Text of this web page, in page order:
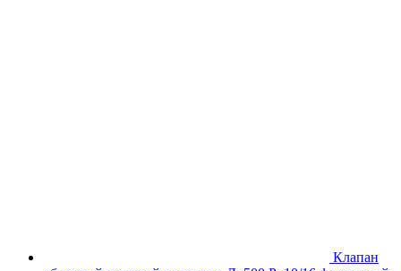
Клапан